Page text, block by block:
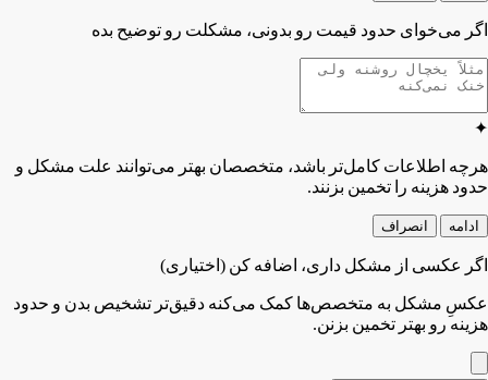
اگر می‌خوای حدود قیمت رو بدونی، مشکلت رو توضیح بده
✦
هرچه اطلاعات کامل‌تر باشد، متخصصان بهتر می‌توانند علت مشکل و
حدود هزینه را تخمین بزنند.
ادامه انصراف
اگر عکسی از مشکل داری، اضافه کن (اختیاری)
عکسِ مشکل به متخصص‌ها کمک می‌کنه دقیق‌تر تشخیص بدن و حدود
هزینه رو بهتر تخمین بزنن.